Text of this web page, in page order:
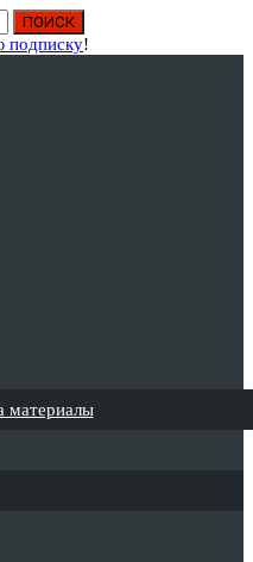
подписку!
материалы